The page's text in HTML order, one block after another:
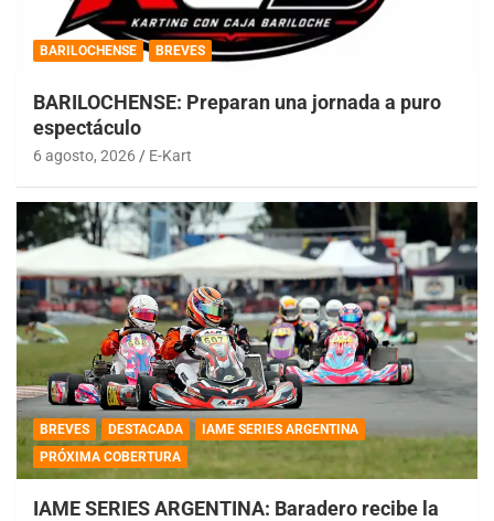
BARILOCHENSE BREVES
BARILOCHENSE: Preparan una jornada a puro
espectáculo
6 agosto, 2026 E-Kart
BREVES DESTACADA
IAME SERIES ARGENTINA
PRÓXIMA COBERTURA
IAME SERIES ARGENTINA: Baradero recibe la